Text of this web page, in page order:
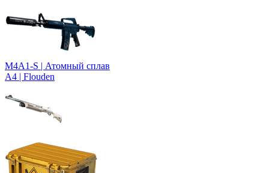
M4A1-S | Атомный сплав
A4 | Flouden